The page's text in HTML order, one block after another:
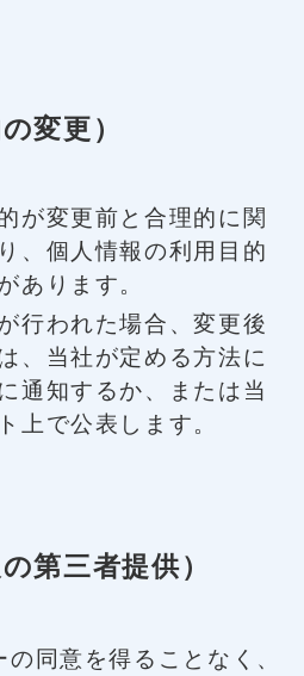
変更）
が変更前と合理的に関
、個人情報の利用目的
あります。
行われた場合、変更後
、当社が定める方法に
通知するか、または当
上で公表します。
第三者提供）
同意を得ることなく、